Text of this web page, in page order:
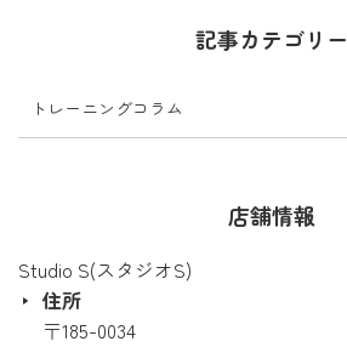
記事カテゴリー
トレーニングコラム
店舗情報
Studio S(スタジオS)
住所
〒185-0034